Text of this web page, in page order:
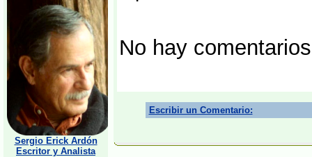
Sergio Erick Ardón
Escritor y Analista
No hay
Escribir un Comentario: